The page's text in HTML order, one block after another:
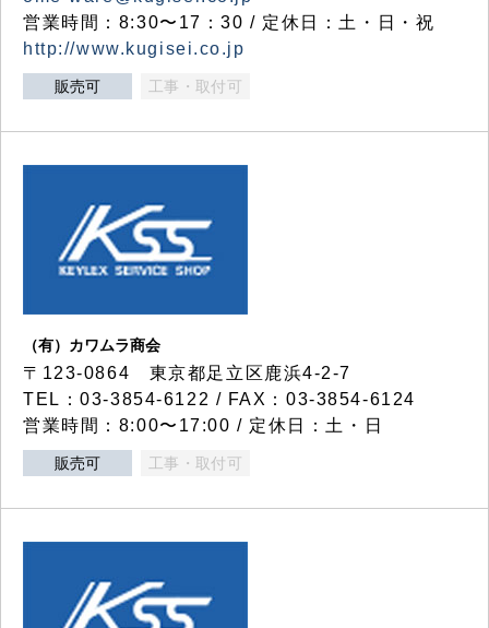
営業時間：8:30〜17：30 / 定休日：土・日・祝
http://www.kugisei.co.jp
販売可 工事・取付可
（有）カワムラ商会
〒123-0864 東京都足立区鹿浜4-2-7
TEL：03-3854-6122 / FAX：03-3854-6124
営業時間：8:00〜17:00 / 定休日：土・日
販売可 工事・取付可